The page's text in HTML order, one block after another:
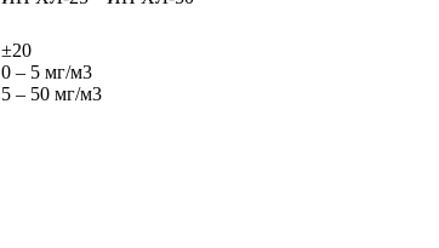
±20
0 – 5 мг/м3
5 – 50 мг/м3